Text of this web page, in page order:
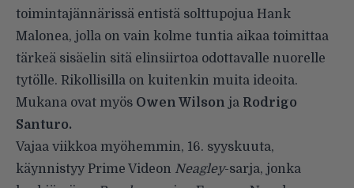
toimintajännärissä entistä solttupojua Hank
Malonea, jolla on vain kolme tuntia aikaa toimittaa
tärkeä sisäelin sitä elinsiirtoa odottavalle nuorelle
tytölle. Rikollisilla on kuitenkin muita ideoita.
Mukana ovat myös Owen Wilson ja Rodrigo
Santuro.
Vajaa viikkoa myöhemmin, 16. syyskuuta,
käynnistyy Prime Videon Neagley-sarja, jonka